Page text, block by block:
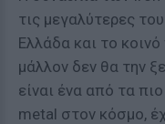
τις μεγαλύτερες
Ελλάδα και το
μάλλον δεν θα την
είναι ένα από τα
metal στον κόσμο,